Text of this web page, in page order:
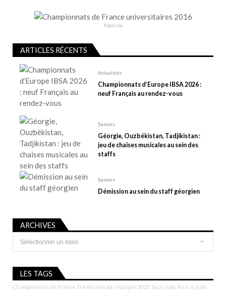
Publicité
ARTICLES RÉCENTS
Actualités
Championnats d’Europe IBSA 2026 :
neuf Français au rendez-vous
Seniors
Géorgie, Ouzbékistan, Tadjikistan :
jeu de chaises musicales au sein des
staffs
Seniors
Démission au sein du staff géorgien
ARCHIVES
Archives
LES TAGS
Championnats de France 1re division par équipes 2020 Sucy Judo Pour le judo